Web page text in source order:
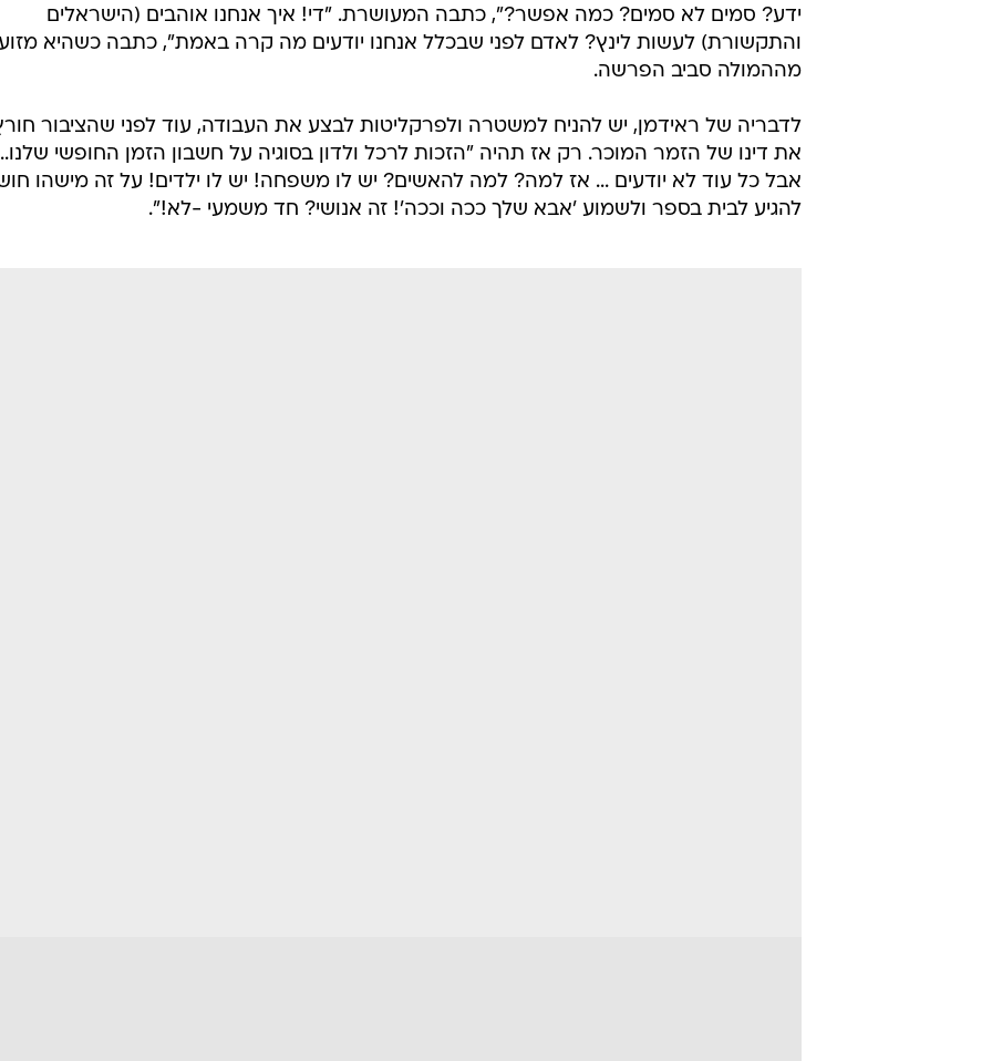
ידע? סמים לא סמים? כמה אפשר?", כתבה המעושרת. "די! איך אנחנו אוהבים (הישראלים
והתקשורת) לעשות לינץ? לאדם לפני שבכלל אנחנו יודעים מה קרה באמת", כתבה כשהיא
מההמולה סביב הפרשה.
לדבריה של ראידמן, יש להניח למשטרה ולפרקליטות לבצע את העבודה, עוד לפני שהציבור
את דינו של הזמר המוכר. רק אז תהיה "הזכות לרכל ולדון בסוגיה על חשבון הזמן החופשי
אבל כל עוד לא יודעים ... אז למה? למה להאשים? יש לו משפחה! יש לו ילדים! על זה מישהו
להגיע לבית בספר ולשמוע 'אבא שלך ככה וככה'! זה אנושי? חד משמעי -לא!".